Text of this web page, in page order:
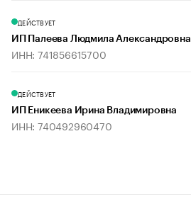
ДЕЙСТВУЕТ
ИП Палеева Людмила Александровна
ИНН: 741856615700
ДЕЙСТВУЕТ
ИП Еникеева Ирина Владимировна
ИНН: 740492960470